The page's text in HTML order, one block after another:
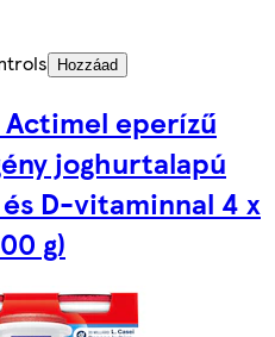
Hozzáad
Actimel eperízű
joghurtalapú
D-vitaminnal 4 x
g)